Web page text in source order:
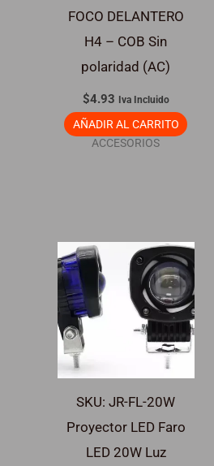
FOCO DELANTERO
H4 – COB Sin
polaridad (AC)
$4.93 Iva Incluido
AÑADIR AL CARRITO
ACCESORIOS
SKU: JR-FL-20W
Proyector LED Faro
LED 20W Luz